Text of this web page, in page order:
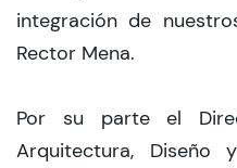
integración de
Rector Mena.
Por su parte el
Arquitectura, Diseño